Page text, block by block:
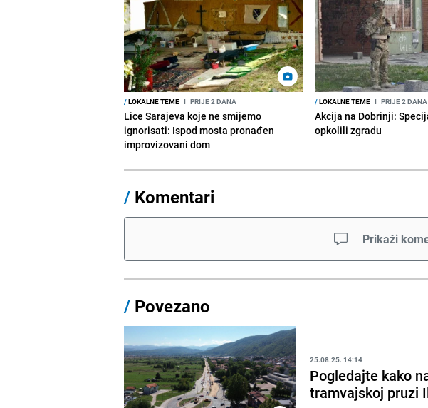
/LOKALNE TEME I PRIJE 2 DANA
Lice Sarajeva koje ne smijemo
ignorisati: Ispod mosta pronađen
improvizovani dom
/LOKALNE TEME I PRIJE 2 DANA
Akcija na Dobrinji:
opkolili zgradu
/ Komentari
Prikaži
/ Povezano
25.08.25. 14:14
Pogledajte kako
tramvajskoj pruzi